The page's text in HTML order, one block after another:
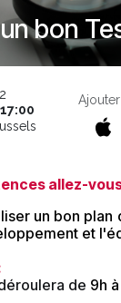
bon
17:00
allez-
un bon
et
de 9h